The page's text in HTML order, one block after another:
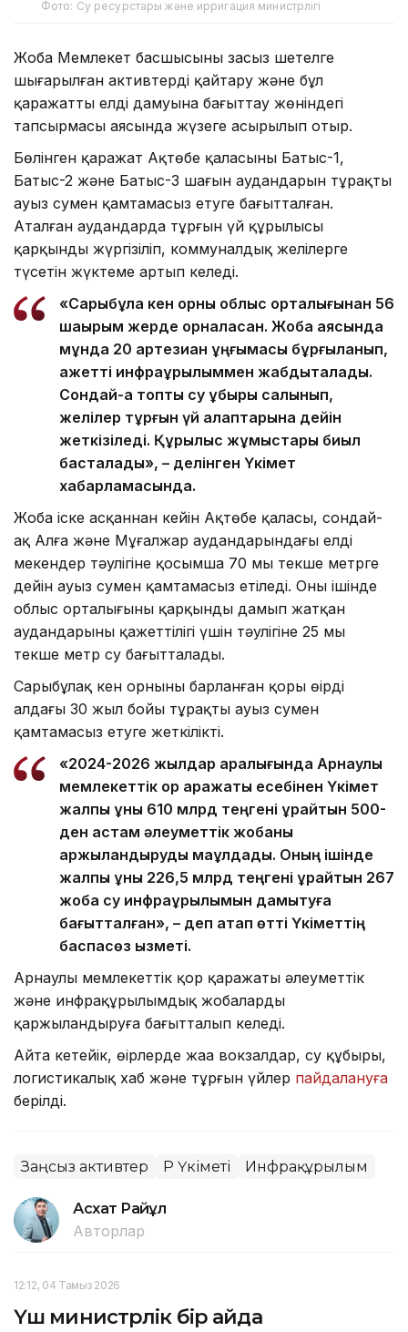
Фото: Су ресурстары және ирригация министрлігі
Жоба Мемлекет басшысының заңсыз шетелге
шығарылған активтерді қайтару және бұл
қаражатты елдің дамуына бағыттау жөніндегі
тапсырмасы аясында жүзеге асырылып отыр.
Бөлінген қаражат Ақтөбе қаласының Батыс-1,
Батыс-2 және Батыс-3 шағын аудандарын тұрақты
ауыз сумен қамтамасыз етуге бағытталған.
Аталған аудандарда тұрғын үй құрылысы
қарқынды жүргізіліп, коммуналдық желілерге
түсетін жүктеме артып келеді.
«Сарыбұлақ кен орны облыс орталығынан 56
шақырым жерде орналасқан. Жоба аясында
мұнда 20 артезиан ұңғымасы бұрғыланып,
қажетті инфрақұрылыммен жабдықталады.
Сондай-ақ топтық су құбыры салынып,
желілер тұрғын үй алаптарына дейін
жеткізіледі. Құрылыс жұмыстары биыл
басталады», – делінген Үкімет
хабарламасында.
Жоба іске асқаннан кейін Ақтөбе қаласы, сондай-
ақ Алға және Мұғалжар аудандарындағы елді
мекендер тәулігіне қосымша 70 мың текше метрге
дейін ауыз сумен қамтамасыз етіледі. Оның ішінде
облыс орталығының қарқынды дамып жатқан
аудандарының қажеттілігі үшін тәулігіне 25 мың
текше метр су бағытталады.
Сарыбұлақ кен орнының барланған қоры өңірді
алдағы 30 жыл бойы тұрақты ауыз сумен
қамтамасыз етуге жеткілікті.
«2024-2026 жылдар аралығында Арнаулы
мемлекеттік қор қаражаты есебінен Үкімет
жалпы құны 610 млрд теңгені құрайтын 500-
ден астам әлеуметтік жобаны
қаржыландыруды мақұлдады. Оның ішінде
жалпы құны 226,5 млрд теңгені құрайтын 267
жоба су инфрақұрылымын дамытуға
бағытталған», – деп атап өтті Үкіметтің
баспасөз қызметі.
Арнаулы мемлекеттік қор қаражаты әлеуметтік
және инфрақұрылымдық жобаларды
қаржыландыруға бағытталып келеді.
Айта кетейік, өңірлерде жаңа вокзалдар, су құбыры,
логистикалық хаб және тұрғын үйлер пайдалануға
берілді.
Заңсыз активтер ҚР Үкіметі Инфрақұрылым
Асхат Райқұл
Авторлар
12:12, 04 Тамыз 2026
Үш министрлік бір айда